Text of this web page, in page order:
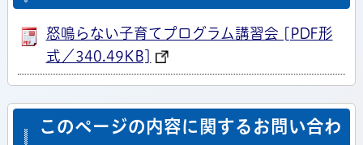
怒鳴らない子育てプログラム講習会 [PDF形
式／340.49KB]
このページの内容に関するお問い合わ